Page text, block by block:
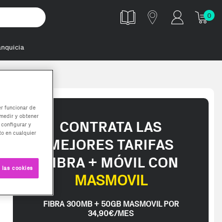
0
CONTRATA LAS
MEJORES TARIFAS
FIBRA + MÓVIL CON
MASMOVIL
FIBRA 300MB + 50GB MASMOVIL POR
34,90€/MES
funcionar de
y obtener
y
en cualquier
cookies